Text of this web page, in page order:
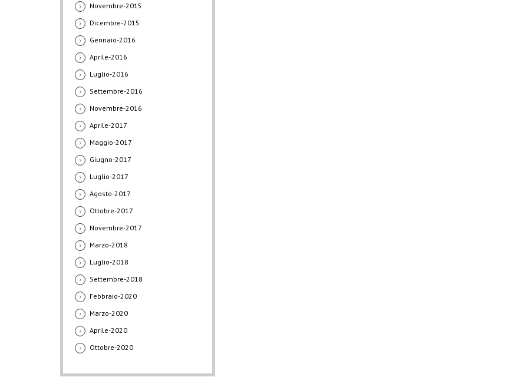
Novembre-2015
Dicembre-2015
Gennaio-2016
Aprile-2016
Luglio-2016
Settembre-2016
Novembre-2016
Aprile-2017
Maggio-2017
Giugno-2017
Luglio-2017
Agosto-2017
Ottobre-2017
Novembre-2017
Marzo-2018
Luglio-2018
Settembre-2018
Febbraio-2020
Marzo-2020
Aprile-2020
Ottobre-2020